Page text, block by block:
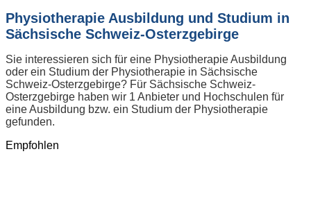
Physiotherapie Ausbildung und Studium in
Sächsische Schweiz-Osterzgebirge
Sie interessieren sich für eine Physiotherapie Ausbildung
oder ein Studium der Physiotherapie in Sächsische
Schweiz-Osterzgebirge? Für Sächsische Schweiz-
Osterzgebirge haben wir 1 Anbieter und Hochschulen für
eine Ausbildung bzw. ein Studium der Physiotherapie
gefunden.
Empfohlen